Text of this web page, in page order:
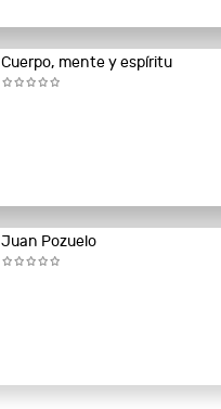
Cuerpo, mente y espíritu
Juan Pozuelo